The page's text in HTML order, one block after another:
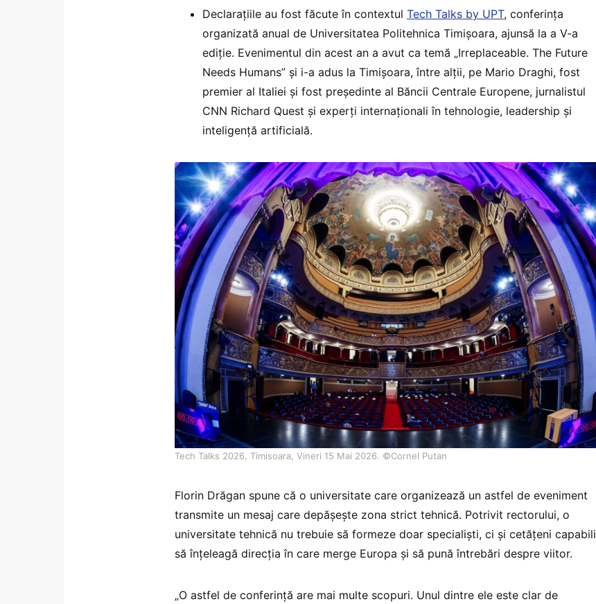
Declarațiile au fost făcute în contextul Tech Talks by UPT, conferința
organizată anual de Universitatea Politehnica Timișoara, ajunsă la a V-a
ediție. Evenimentul din acest an a avut ca temă „Irreplaceable. The Future
Needs Humans” și i-a adus la Timișoara, între alții, pe Mario Draghi, fost
premier al Italiei și fost președinte al Băncii Centrale Europene, jurnalistul
CNN Richard Quest și experți internaționali în tehnologie, leadership și
inteligență artificială.
Tech Talks 2026, Timisoara, Vineri 15 Mai 2026. ©Cornel Putan
Florin Drăgan spune că o universitate care organizează un astfel de eveniment
transmite un mesaj care depășește zona strict tehnică. Potrivit rectorului, o
universitate tehnică nu trebuie să formeze doar specialiști, ci și cetățeni capabili
să înțeleagă direcția în care merge Europa și să pună întrebări despre viitor.
„O astfel de conferință are mai multe scopuri. Unul dintre ele este clar de